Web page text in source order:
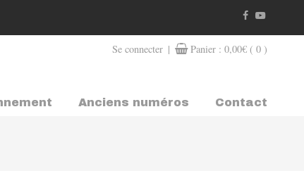
Se connecter | Panier : 0,00€ ( 0 )
Anciens numéros Contact